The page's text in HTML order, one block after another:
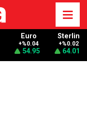
Euro
+%0.04
54.95
Sterlin
+%0.02
64.01